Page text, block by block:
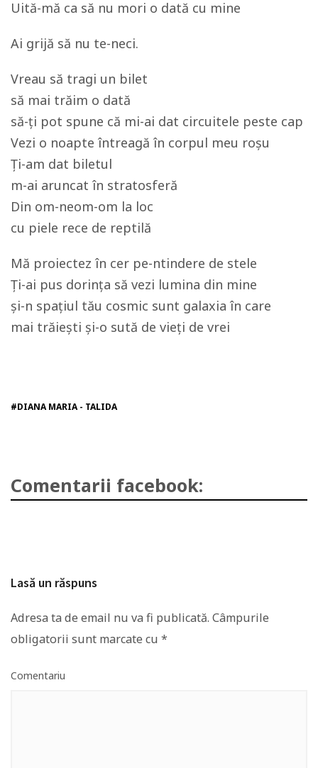
Uită-mă ca să nu mori o dată cu mine
Ai grijă să nu te-neci.
Vreau să tragi un bilet
să mai trăim o dată
să-ți pot spune că mi-ai dat circuitele peste cap
Vezi o noapte întreagă în corpul meu roșu
Ți-am dat biletul
m-ai aruncat în stratosferă
Din om-neom-om la loc
cu piele rece de reptilă
Mă proiectez în cer pe-ntindere de stele
Ți-ai pus dorința să vezi lumina din mine
și-n spațiul tău cosmic sunt galaxia în care
mai trăiești și-o sută de vieți de vrei
#DIANA MARIA - TALIDA
Comentarii facebook:
Lasă un răspuns
Adresa ta de email nu va fi publicată. Câmpurile
obligatorii sunt marcate cu *
Comentariu